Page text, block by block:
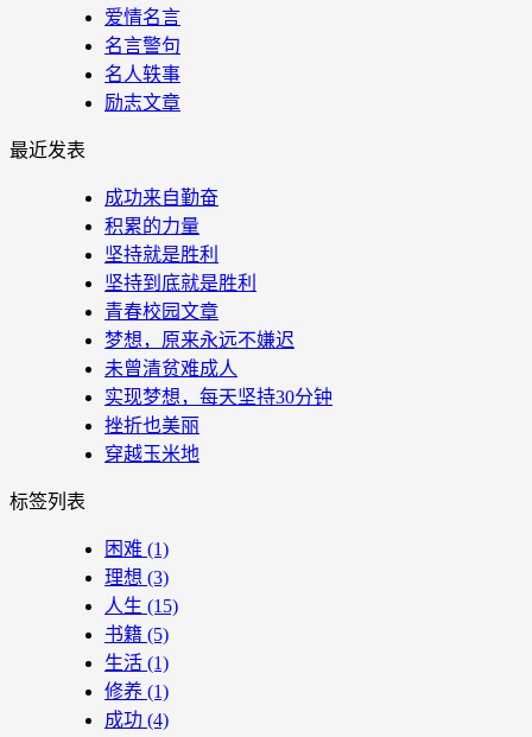
爱情名言
名言警句
名人轶事
励志文章
最近发表
成功来自勤奋
积累的力量
坚持就是胜利
坚持到底就是胜利
青春校园文章
梦想，原来永远不嫌迟
未曾清贫难成人
实现梦想，每天坚持30分钟
挫折也美丽
穿越玉米地
标签列表
困难 (1)
理想 (3)
人生 (15)
书籍 (5)
生活 (1)
修养 (1)
成功 (4)